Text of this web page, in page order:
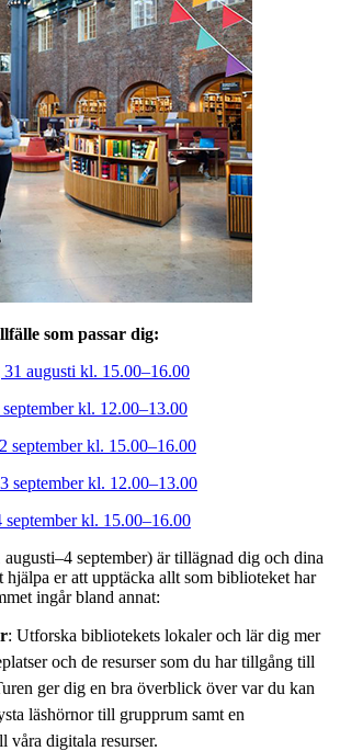
som passar dig:
augusti kl. 15.00–16.00
kl. 12.00–13.00
september kl. 15.00–16.00
september kl. 12.00–13.00
kl. 15.00–16.00
september) är tillägnad dig och dina
hjälpa er att upptäcka allt som biblioteket har
ingår bland annat:
: Utforska bibliotekets lokaler och lär dig mer
och de resurser som du har tillgång till
ger dig en bra överblick över var du kan
läshörnor till grupprum samt en
våra digitala resurser.